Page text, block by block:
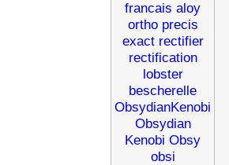
francais aloy
ortho precis
exact rectifier
rectification
lobster
bescherelle
ObsydianKenobi
Obsydian
Kenobi Obsy
obsi